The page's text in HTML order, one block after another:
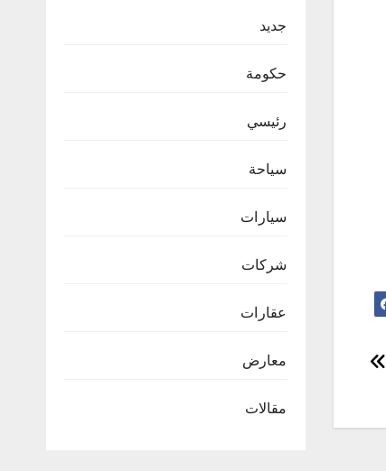
جديد
حكومة
رئيسي
سياحة
سيارات
شركات
عقارات
معارض
مقالات